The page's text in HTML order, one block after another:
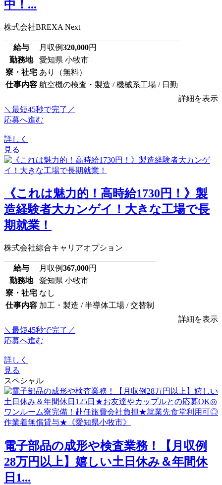
中！...
株式会社BREXA Next
給与 月収例320,000円
勤務地
愛知県 小牧市
寮・社宅 あり（無料）
仕事内容 航空機の検査・製造 / 機械系工場 / 日勤
詳細を表示
＼最短45秒で完了／
応募へ進む
詳しく
見る
《これは魅力的！高時給1730円！》製
造経験者大カンゲイ！大きな工場で長
期就業！
株式会社綜合キャリアオプション
給与 月収例367,000円
勤務地
愛知県 小牧市
寮・社宅 なし
仕事内容 加工・製造 / 半導体工場 / 交替制
詳細を表示
＼最短45秒で完了／
応募へ進む
詳しく
見る
スペシャル
電子部品の成形や検査業務！【月収例
28万円以上】嬉しい土日休み＆年間休
日1...